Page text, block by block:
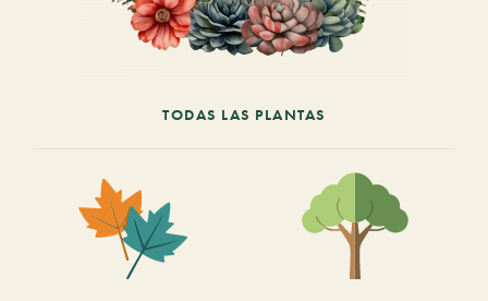
TODAS LAS PLANTAS